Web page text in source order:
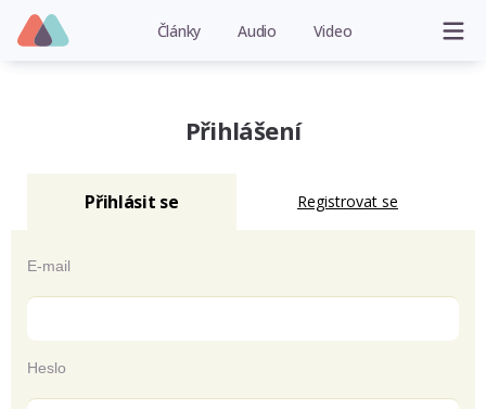
Články Audio Video
Přihlášení
Přihlásit se Registrovat se
E-mail
Heslo